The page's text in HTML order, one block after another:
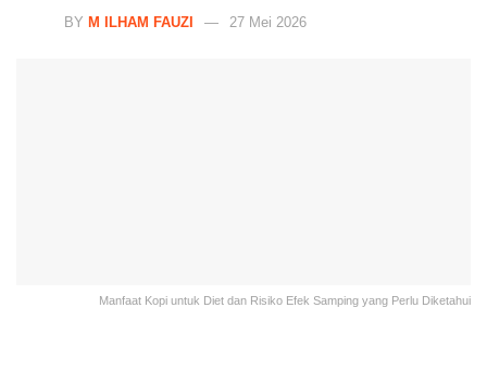
BY M ILHAM FAUZI 27 Mei 2026
Manfaat Kopi untuk Diet dan Risiko Efek Samping yang Perlu Diketahui